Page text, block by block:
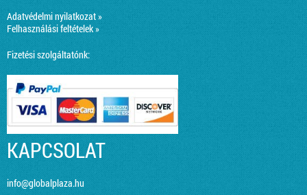
Adatvédelmi nyilatkozat »
Felhasználási feltételek »
Fizetési szolgáltatónk:
KAPCSOLAT
info@globalplaza.hu